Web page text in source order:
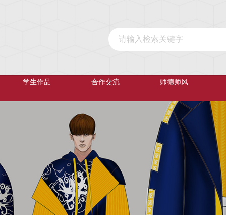
学生作品 合作交流 师德师风